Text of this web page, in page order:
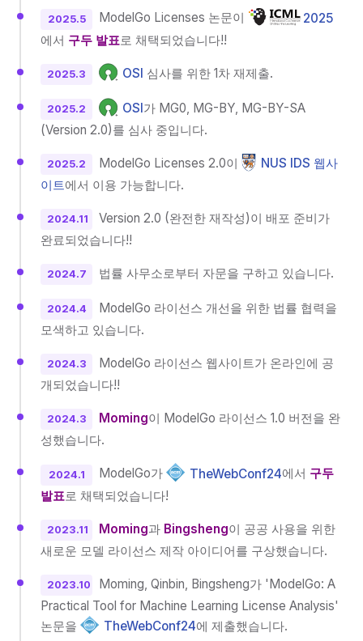
2025.5 ModelGo Licenses 논문이
2025
에서 구두 발표로 채택되었습니다!!
2025.3 OSI 심사를 위한 1차 재제출.
2025.2 OSI가 MG0, MG-BY, MG-BY-SA
(Version 2.0)를 심사 중입니다.
2025.2 ModelGo Licenses 2.0이
NUS IDS 웹사
이트에서 이용 가능합니다.
2024.11
Version 2.0 (완전한 재작성)이 배포 준비가
완료되었습니다!!
2024.7 법률 사무소로부터 자문을 구하고 있습니다.
2024.4
ModelGo 라이선스 개선을 위한 법률 협력을
모색하고 있습니다.
2024.3
ModelGo 라이선스 웹사이트가 온라인에 공
개되었습니다!!
2024.3 Moming이 ModelGo 라이선스 1.0 버전을 완
성했습니다.
2024.1 ModelGo가 TheWebConf24에서 구두
발표로 채택되었습니다!
2023.11 Moming과 Bingsheng이 공공 사용을 위한
새로운 모델 라이선스 제작 아이디어를 구상했습니다.
2023.10
Moming, Qinbin, Bingsheng가 'ModelGo: A
Practical Tool for Machine Learning License Analysis'
논문을
TheWebConf24에 제출했습니다.